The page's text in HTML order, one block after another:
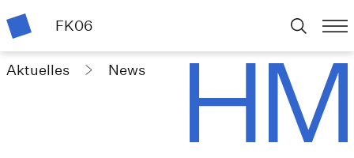
FK06
Aktuelles News